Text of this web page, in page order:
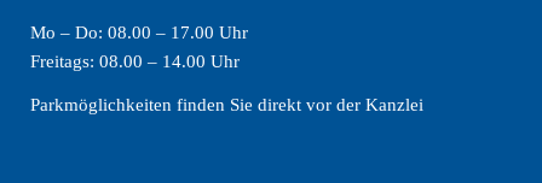
Mo – Do: 08.00 – 17.00 Uhr
Freitags: 08.00 – 14.00 Uhr
Parkmöglichkeiten finden Sie direkt vor der Kanzlei